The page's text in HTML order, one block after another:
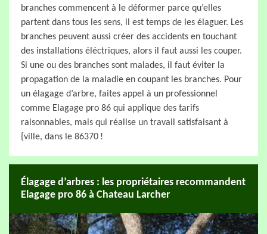
branches commencent à le déformer parce qu’elles
partent dans tous les sens, il est temps de les élaguer. Les
branches peuvent aussi créer des accidents en touchant
des installations éléctriques, alors il faut aussi les couper.
Si une ou des branches sont malades, il faut éviter la
propagation de la maladie en coupant les branches. Pour
un élagage d’arbre, faites appel à un professionnel
comme Elagage pro 86 qui applique des tarifs
raisonnables, mais qui réalise un travail satisfaisant à
{ville, dans le 86370 !
Élagage d’arbres : les propriétaires recommandent
Elagage pro 86 à Chateau Larcher